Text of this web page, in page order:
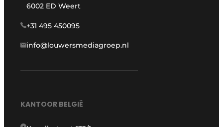
6002 ED Weert
+31 495 450095
info@louwersmediagroep.nl
KANTOOR BELGIË